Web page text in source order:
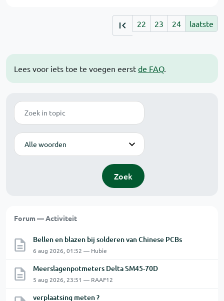
Lees voor iets toe te voegen eerst de FAQ.
Zoek
Modus
Zoek
Forum — Activiteit
Bellen en blazen bij solderen van Chinese PCBs
6 aug 2026, 01:52 — Hubie
Meerslagenpotmeters Delta SM45-70D
5 aug 2026, 23:51 — RAAF12
verplaatsing meten ?
22 23 24 laatste